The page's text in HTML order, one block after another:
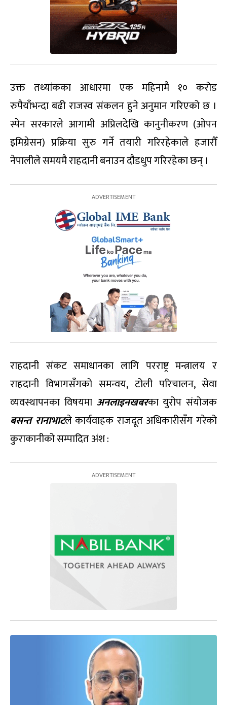
उक्त तथ्यांकका आधारमा एक महिनामै १० करोड
रुपैयाँभन्दा बढी राजस्व संकलन हुने अनुमान गरिएको छ ।
स्पेन सरकारले आगामी अप्रिलदेखि कानुनीकरण (ओपन
इमिग्रेसन) प्रक्रिया सुरु गर्ने तयारी गरिरहेकाले हजारौँ
नेपालीले समयमै राहदानी बनाउन दौडधुप गरिरहेका छन् ।
राहदानी संकट समाधानका लागि परराष्ट्र मन्त्रालय र
राहदानी विभागसँगको समन्वय, टोली परिचालन, सेवा
व्यवस्थापनका विषयमा अनलाइनखबरका युरोप संयोजक
बसन्त रानाभाटले कार्यवाहक राजदूत अधिकारीसँग गरेको
कुराकानीको सम्पादित अंश :